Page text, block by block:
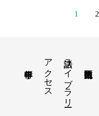
1 2
法話ライブラリー
アクセス